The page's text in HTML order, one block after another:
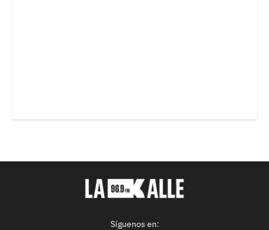
Síguenos en: